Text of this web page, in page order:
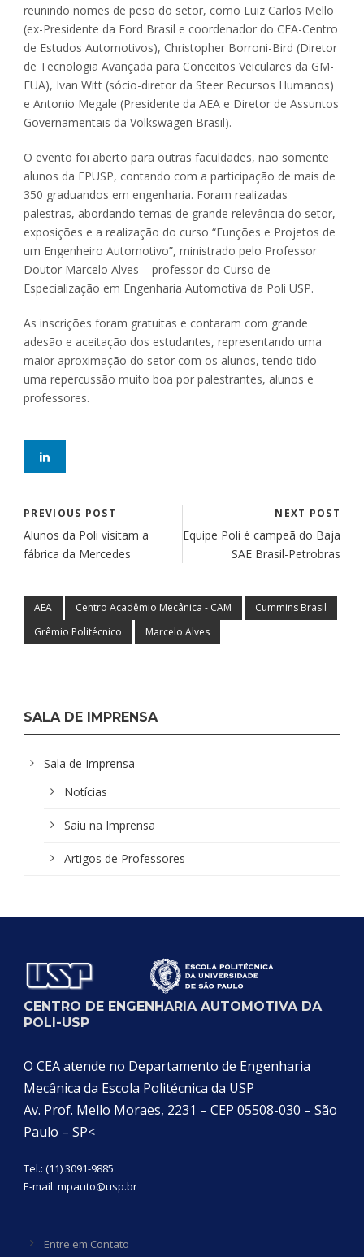
reunindo nomes de peso do setor, como Luiz Carlos Mello
(ex-Presidente da Ford Brasil e coordenador do CEA-Centro
de Estudos Automotivos), Christopher Borroni-Bird (Diretor
de Tecnologia Avançada para Conceitos Veiculares da GM-
EUA), Ivan Witt (sócio-diretor da Steer Recursos Humanos)
e Antonio Megale (Presidente da AEA e Diretor de Assuntos
Governamentais da Volkswagen Brasil).
O evento foi aberto para outras faculdades, não somente
alunos da EPUSP, contando com a participação de mais de
350 graduandos em engenharia. Foram realizadas
palestras, abordando temas de grande relevância do setor,
exposições e a realização do curso “Funções e Projetos de
um Engenheiro Automotivo”, ministrado pelo Professor
Doutor Marcelo Alves – professor do Curso de
Especialização em Engenharia Automotiva da Poli USP.
As inscrições foram gratuitas e contaram com grande
adesão e aceitação dos estudantes, representando uma
maior aproximação do setor com os alunos, tendo tido
uma repercussão muito boa por palestrantes, alunos e
professores.
PREVIOUS POST
Alunos da Poli visitam a
fábrica da Mercedes
NEXT POST
Equipe Poli é campeã do Baja
SAE Brasil-Petrobras
AEA Centro Acadêmio Mecânica - CAM
Cummins Brasil
Grêmio Politécnico
Marcelo Alves
SALA DE IMPRENSA
Sala de Imprensa
Notícias
Saiu na Imprensa
Artigos de Professores
CENTRO DE ENGENHARIA AUTOMOTIVA DA
POLI-USP
O CEA atende no Departamento de Engenharia
Mecânica da Escola Politécnica da USP
Av. Prof. Mello Moraes, 2231 – CEP 05508-030 – São
Paulo – SP<
Tel.: (11) 3091-9885
E-mail: mpauto@usp.br
Entre em Contato